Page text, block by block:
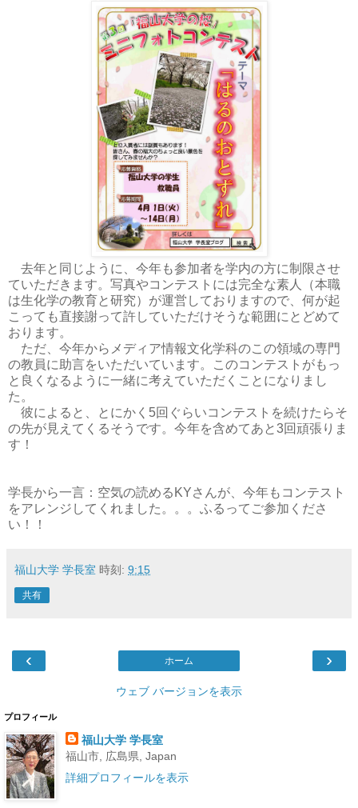
去年と同じように、今年も参加者を学内の方に制限させ
ていただきます。写真やコンテストには完全な素人（本職
は生化学の教育と研究）が運営しておりますので、何が起
こっても直接謝って許していただけそうな範囲にとどめて
おります。
ただ、今年からメディア情報文化学科のこの領域の専門
の教員に助言をいただいています。このコンテストがもっ
と良くなるように一緒に考えていただくことになりまし
た。
彼によると、とにかく5回ぐらいコンテストを続けたらそ
の先が見えてくるそうです。今年を含めてあと3回頑張りま
す！
学長から一言：空気の読めるKYさんが、今年もコンテスト
をアレンジしてくれました。。。ふるってご参加くださ
い！！
福山大学 学長室 時刻: 9:15
共有
‹ ›
ホーム
ウェブ バージョンを表示
プロフィール
福山大学 学長室
福山市, 広島県, Japan
詳細プロフィールを表示